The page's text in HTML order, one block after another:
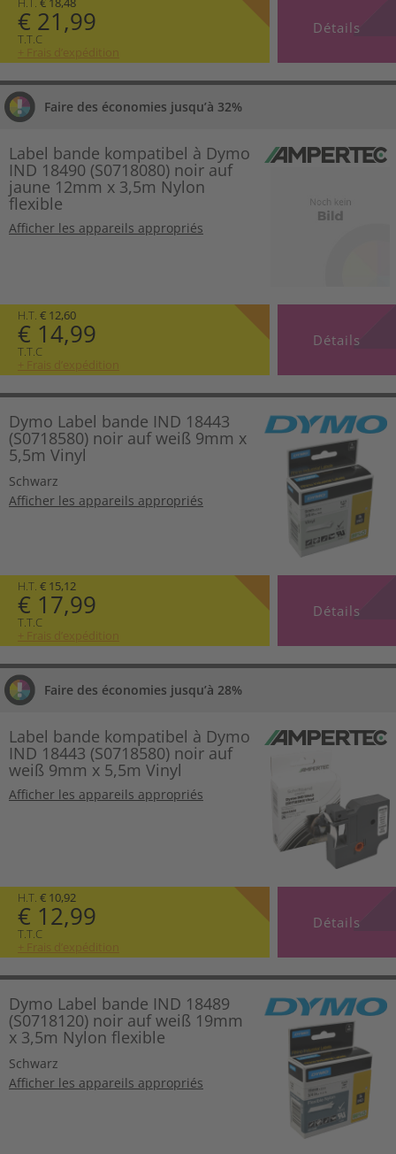
€ 21,99
T.T.C
+ Frais d’expédition
Détails
Faire des économies jusqu’à 32%
Label bande kompatibel à Dymo
IND 18490 (S0718080) noir auf
jaune 12mm x 3,5m Nylon
flexible
Afficher les appareils appropriés
H.T. € 12,60
€ 14,99
T.T.C
+ Frais d’expédition
Détails
Dymo Label bande IND 18443
(S0718580) noir auf weiß 9mm x
5,5m Vinyl
Schwarz
Afficher les appareils appropriés
H.T. € 15,12
€ 17,99
T.T.C
+ Frais d’expédition
Détails
Faire des économies jusqu’à 28%
Label bande kompatibel à Dymo
IND 18443 (S0718580) noir auf
weiß 9mm x 5,5m Vinyl
Afficher les appareils appropriés
H.T. € 10,92
€ 12,99
T.T.C
+ Frais d’expédition
Détails
Dymo Label bande IND 18489
(S0718120) noir auf weiß 19mm
x 3,5m Nylon flexible
Schwarz
Afficher les appareils appropriés